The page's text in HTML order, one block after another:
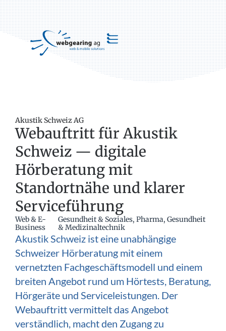
Akustik Schweiz AG
Webauftritt für Akustik
Schweiz — digitale
Hörberatung mit
Standortnähe und klarer
Serviceführung
Web & E-
Business
Gesundheit & Soziales, Pharma, Gesundheit
& Medizinaltechnik
Akustik Schweiz ist eine unabhängige
Schweizer Hörberatung mit einem
vernetzten Fachgeschäftsmodell und einem
breiten Angebot rund um Hörtests, Beratung,
Hörgeräte und Serviceleistungen. Der
Webauftritt vermittelt das Angebot
verständlich, macht den Zugang zu